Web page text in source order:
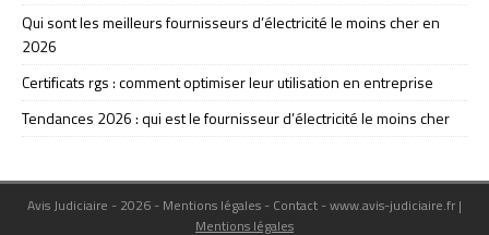
Qui sont les meilleurs fournisseurs d’électricité le moins cher en
2026
Certificats rgs : comment optimiser leur utilisation en entreprise
Tendances 2026 : qui est le fournisseur d’électricité le moins cher
Avis Judiciaire - 2026 - Mentions légales - Contact - www.avis-judiciaire.fr |
Mentions légales